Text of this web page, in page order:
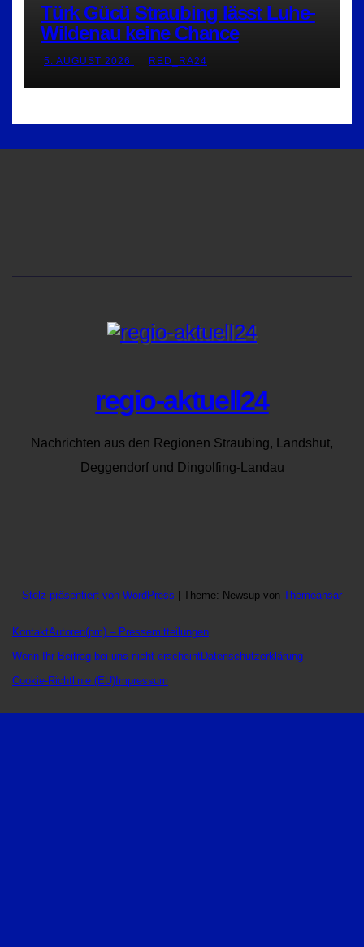
Türk Gücü Straubing lässt Luhe-
Wildenau keine Chance
5. AUGUST 2026 RED_RA24
regio-aktuell24
Nachrichten aus den Regionen Straubing, Landshut,
Deggendorf und Dingolfing-Landau
Stolz präsentiert von WordPress Theme: Newsup von Themeansar
KontaktAutoren(pm) – Pressemitteilungen
Wenn Ihr Beitrag bei uns nicht erscheintDatenschutzerklärung
Cookie-Richtlinie (EU) Impressum